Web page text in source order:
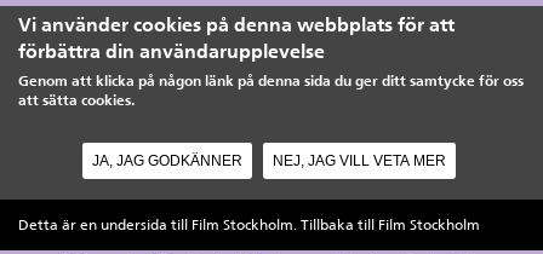
Vi använder cookies på denna webbplats för att
förbättra din användarupplevelse
Genom att klicka på någon länk på denna sida du ger ditt samtycke för oss
att sätta cookies.
JA, JAG GODKÄNNER NEJ, JAG VILL VETA MER
Detta är en undersida till Film Stockholm. Tillbaka till Film Stockholm